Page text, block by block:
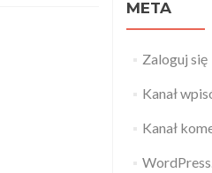
META
Zaloguj się
Kanał
Kanał